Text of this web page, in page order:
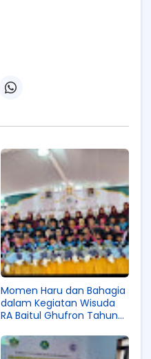
Momen Haru dan Bahagia
dalam Kegiatan Wisuda
RA Baitul Ghufron Tahun